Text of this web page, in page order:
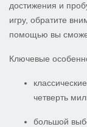
достижения и
игру, обратите
помощью вы
Ключевые
четверть
большой